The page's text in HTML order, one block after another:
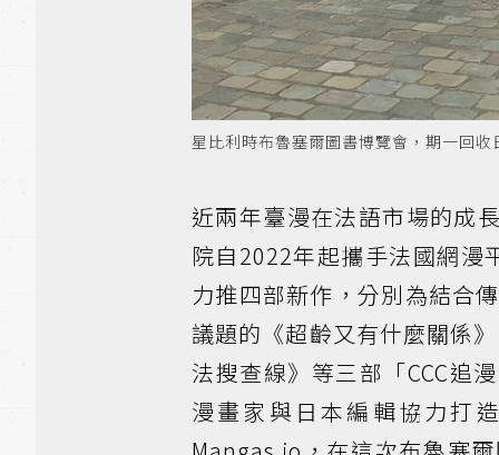
星比利時布魯塞爾圖書博覽會，期一回
近兩年臺漫在法語市場的成
院自2022年起攜手法國網漫
力推四部新作，分別為結合
議題的《超齡又有什麼關係
法搜查線》等三部「CCC追
漫畫家與日本編輯協力打